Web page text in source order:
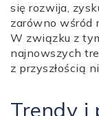
się rozwija,
zarówno wśród
W związku z
najnowszych
z przyszłością
Trendy i